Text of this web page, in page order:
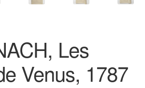
Les
Venus, 1787